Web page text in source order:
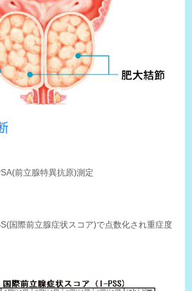
前立腺特異抗原)測定
国際前立腺症状スコア)で点数化され重症度